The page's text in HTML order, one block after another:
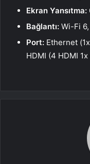
Ekran Yansıtma:
Bağlantı: Wi-Fi
Port: Ethernet
HDMI (4 HDMI